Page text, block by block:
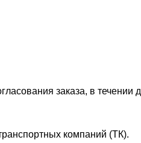
заказа, в
компаний (ТК).